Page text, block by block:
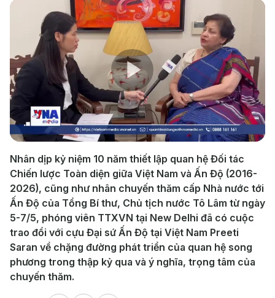
Play
Video
Nhân dịp kỷ niệm 10 năm thiết lập quan hệ Đối tác
Chiến lược Toàn diện giữa Việt Nam và Ấn Độ (2016-
2026), cũng như nhân chuyến thăm cấp Nhà nước tới
Ấn Độ của Tổng Bí thư, Chủ tịch nước Tô Lâm từ ngày
5-7/5, phóng viên TTXVN tại New Delhi đã có cuộc
trao đổi với cựu Đại sứ Ấn Độ tại Việt Nam Preeti
Saran về chặng đường phát triển của quan hệ song
phương trong thập kỷ qua và ý nghĩa, trọng tâm của
chuyến thăm.